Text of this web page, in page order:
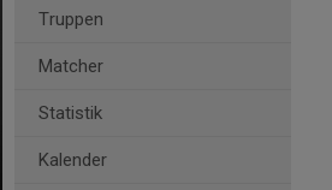
Truppen
Matcher
Statistik
Kalender